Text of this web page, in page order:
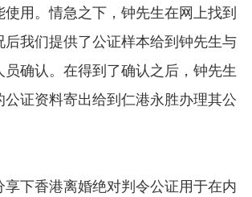
用。情急之下，钟先生在网上找到
我们提供了公证样本给到钟先生与
确认。在得到了确认之后，钟先生
证资料寄出给到仁港永胜办理其公
下香港离婚绝对判令公证用于在内